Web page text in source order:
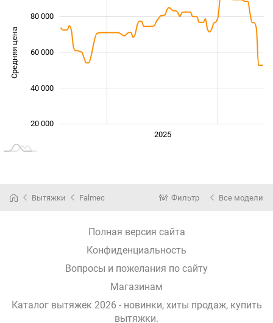
Средняя цена 100 000
20 000
40 000
60 000
80 000
2025
Вытяжки Falmec Фильтр Все модели
Полная версия сайта
Конфиденциальность
Вопросы и пожелания по сайту
Магазинам
Каталог вытяжек 2026 - новинки, хиты продаж, купить
вытяжки.